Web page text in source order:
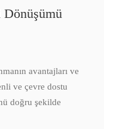
Dönüşümü
avantajları ve
ve çevre dostu
doğru şekilde